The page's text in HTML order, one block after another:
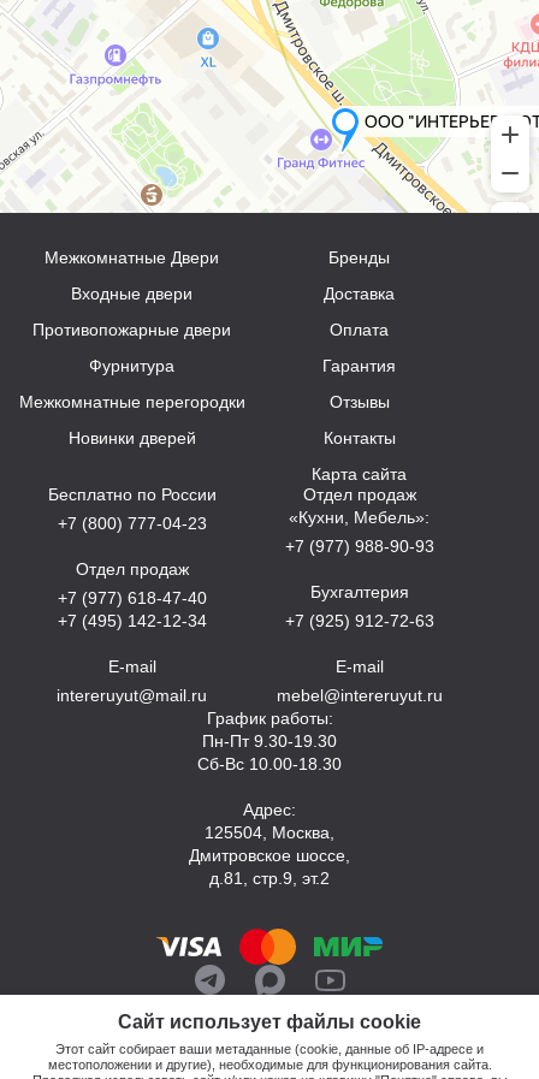
Сайт использует файлы cookie
Этот сайт собирает ваши метаданные (cookie, данные об IP-адресе и
местоположении и другие), необходимые для функционирования сайта.
Межкомнатные Двери
Входные двери
Противопожарные двери
Фурнитура
Межкомнатные перегородки
Новинки дверей
Бренды
Доставка
Оплата
Гарантия
Отзывы
Контакты
Карта сайта
Бесплатно по России
+7 (800) 777-04-23
Отдел продаж
+7 (977) 618-47-40
+7 (495) 142-12-34
E-mail
intereruyut@mail.ru
Отдел продаж
«Кухни, Мебель»:
+7 (977) 988-90-93
Бухгалтерия
+7 (925) 912-72-63
E-mail
mebel@intereruyut.ru
График работы:
Пн-Пт 9.30-19.30
Сб-Вс 10.00-18.30
Адрес:
125504, Москва,
Дмитровское шоссе,
д.81, стр.9, эт.2